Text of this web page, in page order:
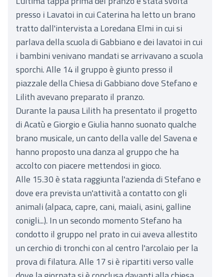
presso i Lavatoi in cui Caterina ha letto un brano
tratto dall'intervista a Loredana Elmi in cui si
parlava della scuola di Gabbiano e dei lavatoi in cui
i bambini venivano mandati se arrivavano a scuola
sporchi. Alle 14 il gruppo è giunto presso il
piazzale della Chiesa di Gabbiano dove Stefano e
Lilith avevano preparato il pranzo.
Durante la pausa Lilith ha presentato il progetto
di Acatù e Giorgio e Giulia hanno suonato qualche
brano musicale, un canto della valle del Savena e
hanno proposto una danza al gruppo che ha
accolto con piacere mettendosi in gioco.
Alle 15.30 è stata raggiunta l'azienda di Stefano e
dove era prevista un'attività a contatto con gli
animali (alpaca, capre, cani, maiali, asini, galline
conigli...). In un secondo momento Stefano ha
condotto il gruppo nel prato in cui aveva allestito
un cerchio di tronchi con al centro l'arcolaio per la
prova di filatura. Alle 17 si è ripartiti verso valle